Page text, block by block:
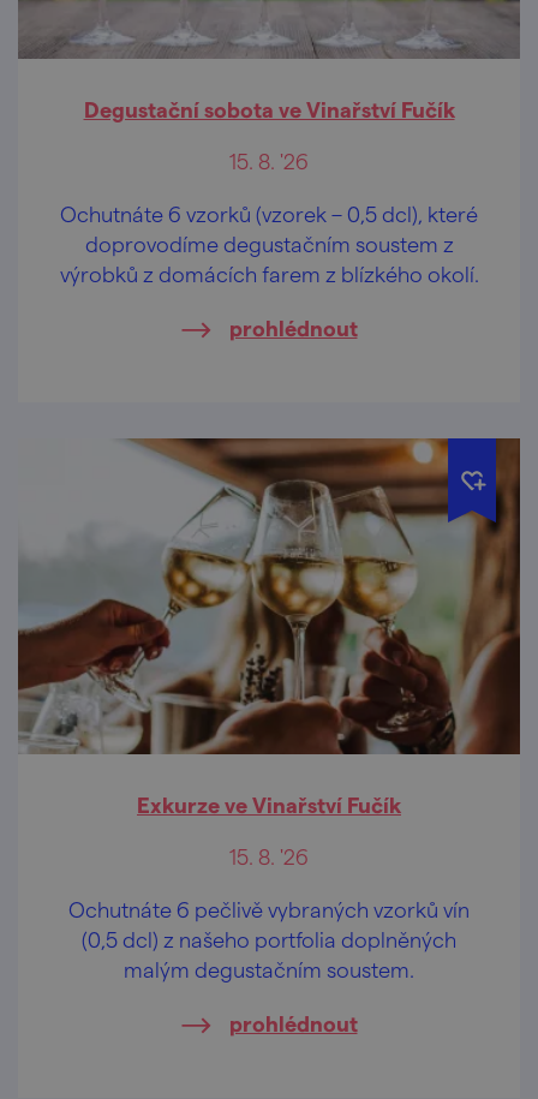
Degustační sobota ve Vinařství Fučík
15. 8. '26
Ochutnáte 6 vzorků (vzorek – 0,5 dcl), které
doprovodíme degustačním soustem z
výrobků z domácích farem z blízkého okolí.
prohlédnout
Exkurze ve Vinařství Fučík
15. 8. '26
Ochutnáte 6 pečlivě vybraných vzorků vín
(0,5 dcl) z našeho portfolia doplněných
malým degustačním soustem.
prohlédnout